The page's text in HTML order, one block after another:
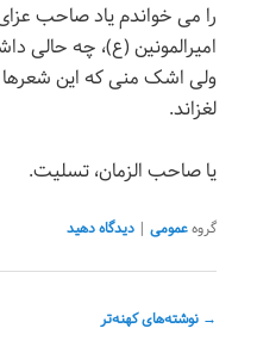
را می خواندم یاد صاحب
امیرالمونین (ع)، چه حالی
ولی اشک منی که این شعرها
لغزاند.
یا صاحب الزمان، تسلیت.
گروهعمومی |دیدگاه دهید
ناوبری
→ نوشته‌های کهنه‌تر